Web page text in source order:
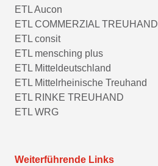
ETL Aucon
ETL COMMERZIAL TREUHAND
ETL consit
ETL mensching plus
ETL Mitteldeutschland
ETL Mittelrheinische Treuhand
ETL RINKE TREUHAND
ETL WRG
Weiterführende Links